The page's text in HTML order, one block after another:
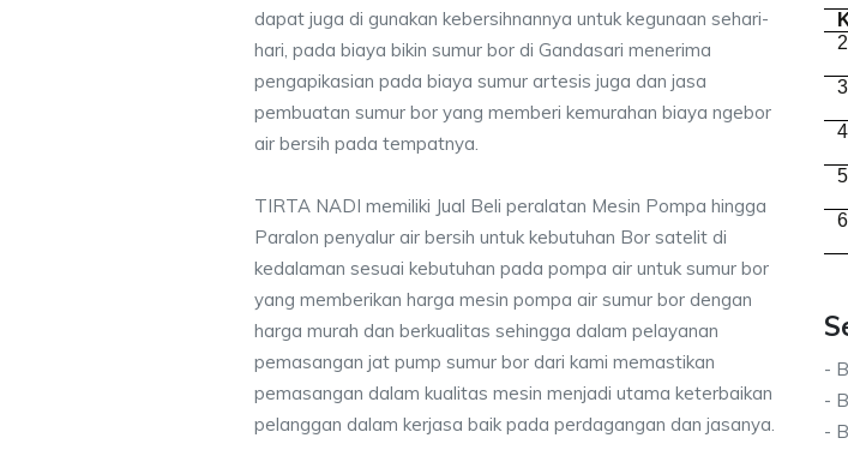
dapat juga di gunakan kebersihnannya untuk kegunaan sehari-
hari, pada biaya bikin sumur bor di Gandasari menerima
pengapikasian pada biaya sumur artesis juga dan jasa
pembuatan sumur bor yang memberi kemurahan biaya ngebor
air bersih pada tempatnya.
TIRTA NADI memiliki Jual Beli peralatan Mesin Pompa hingga
Paralon penyalur air bersih untuk kebutuhan Bor satelit di
kedalaman sesuai kebutuhan pada pompa air untuk sumur bor
yang memberikan harga mesin pompa air sumur bor dengan
harga murah dan berkualitas sehingga dalam pelayanan
pemasangan jat pump sumur bor dari kami memastikan
pemasangan dalam kualitas mesin menjadi utama keterbaikan
pelanggan dalam kerjasa baik pada perdagangan dan jasanya.
-
-
-